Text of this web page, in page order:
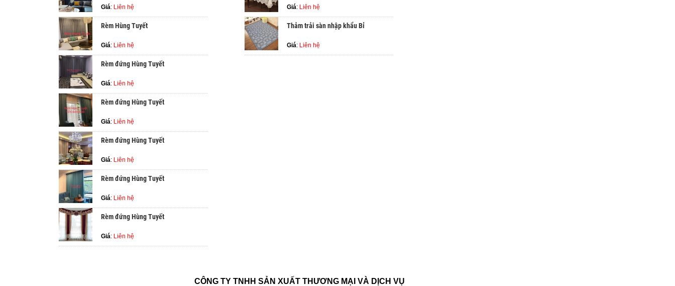
Giá: Liên hệ
Rèm Hùng Tuyết
Giá: Liên hệ
Rèm đứng Hùng Tuyết
Giá: Liên hệ
Rèm đứng Hùng Tuyết
Giá: Liên hệ
Rèm đứng Hùng Tuyết
Giá: Liên hệ
Rèm đứng Hùng Tuyết
Giá: Liên hệ
Rèm đứng Hùng Tuyết
Giá: Liên hệ
Giá: Liên hệ
Thảm trải sàn nhập khẩu Bỉ
Giá: Liên hệ
CÔNG TY TNHH SẢN XUẤT THƯƠNG MẠI VÀ DỊCH VỤ